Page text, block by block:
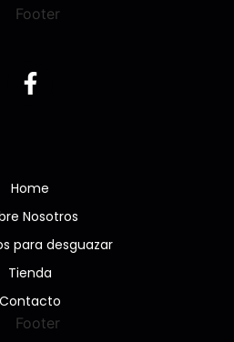
Home
Nosotros
para desguazar
Tienda
Contacto